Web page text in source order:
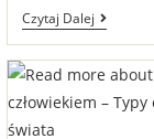
Czytaj DalejRada